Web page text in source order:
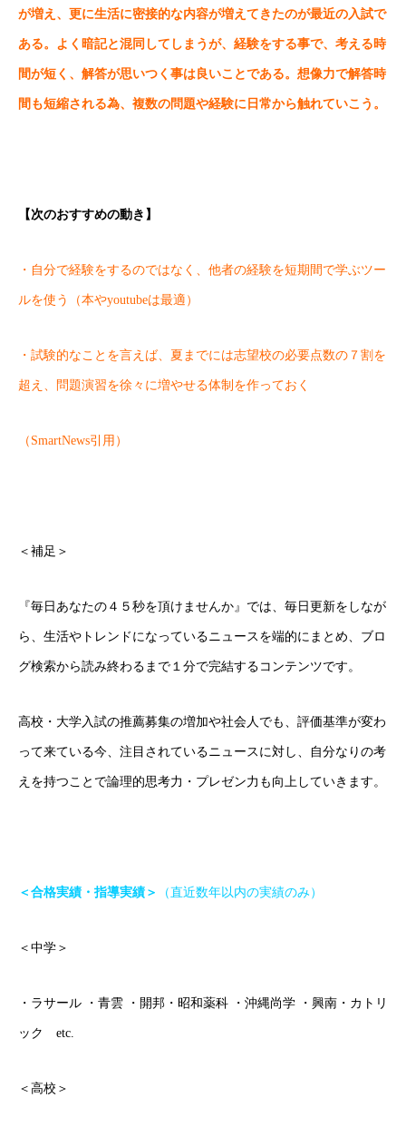
が増え、更に生活に密接的な内容が増えてきたのが最近の入試で
ある。よく暗記と混同してしまうが、経験をする事で、考える時
間が短く、解答が思いつく事は良いことである。想像力で解答時
間も短縮される為、複数の問題や経験に日常から触れていこう。
【次のおすすめの動き】
・自分で経験をするのではなく、他者の経験を短期間で学ぶツー
ルを使う（本やyoutubeは最適）
・試験的なことを言えば、夏までには志望校の必要点数の７割を
超え、問題演習を徐々に増やせる体制を作っておく
（SmartNews引用）
＜補足＞
『毎日あなたの４５秒を頂けませんか』では、毎日更新をしなが
ら、生活やトレンドになっているニュースを端的にまとめ、ブロ
グ検索から読み終わるまで１分で完結するコンテンツです。
高校・大学入試の推薦募集の増加や社会人でも、評価基準が変わ
って来ている今、注目されているニュースに対し、自分なりの考
えを持つことで論理的思考力・プレゼン力も向上していきます。
＜合格実績・指導実績＞ （直近数年以内の実績のみ）
＜中学＞
・ラサール ・青雲 ・開邦・昭和薬科 ・沖縄尚学 ・興南・カトリ
ック etc.
＜高校＞